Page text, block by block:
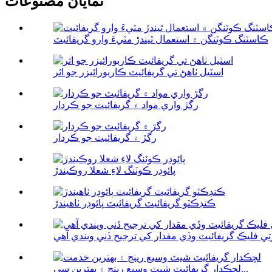
ڪاسٽنگ ڪوٽنگن ۾ استعمال ٿيندڙ مٽيءَ وارو گريفائيٽ
اسٽيل ٺاهڻ تي گريفائيٽ ڪاربورائيزر جو اثر
رگڙ واري مواد ۾ گريفائيٽ جو ڪردار
رگڙ ۾ گريفائيٽ جو ڪردار
پائوڊر ڪوٽنگ لاءِ شعلا روڪيندڙ
ڪنڊڪٽو گريفائيٽ گريفائيٽ پائوڊر ٺاهيندڙ
فليڪ گريفائيٽ وڏي مقدار کي ترجيح ڏني ويندي آهي
لچڪدار گريفائيٽ شيٽ وسيع رينج ۽ بهترين سي...